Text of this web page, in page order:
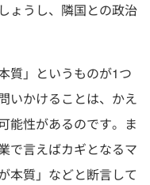
ょうし、隣国との政治
質」というものが1つ
いかけることは、かえ
能性があるのです。ま
で言えばカギとなるマ
本質」などと断言して